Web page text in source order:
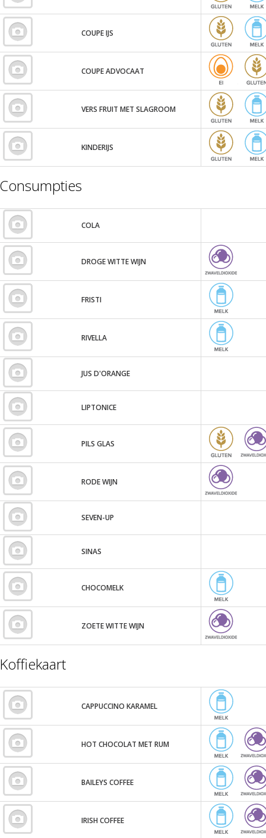
COUPE IJS
COUPE ADVOCAAT
VERS FRUIT MET SLAGROOM
KINDERIJS
Consumpties
COLA
DROGE WITTE WIJN
FRISTI
RIVELLA
JUS D'ORANGE
LIPTONICE
PILS GLAS
RODE WIJN
SEVEN-UP
SINAS
CHOCOMELK
ZOETE WITTE WIJN
Koffiekaart
CAPPUCCINO KARAMEL
HOT CHOCOLAT MET RUM
BAILEYS COFFEE
IRISH COFFEE